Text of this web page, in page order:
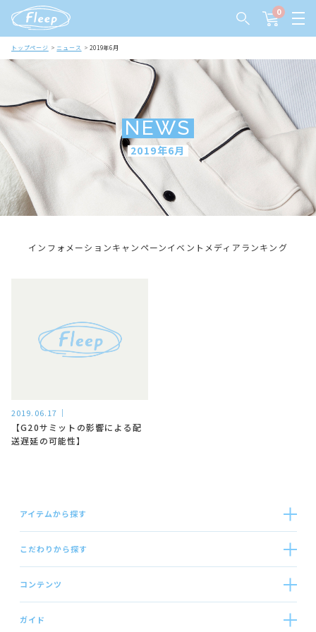
0
トップページ ニュース 2019年6月
NEWS
2019年6月
インフォメーションキャンペーンイベント メディア ランキング
2019.06.17
【G20サミットの影響による配
送遅延の可能性】
アイテムから探す
こだわりから探す
コンテンツ
ガイド